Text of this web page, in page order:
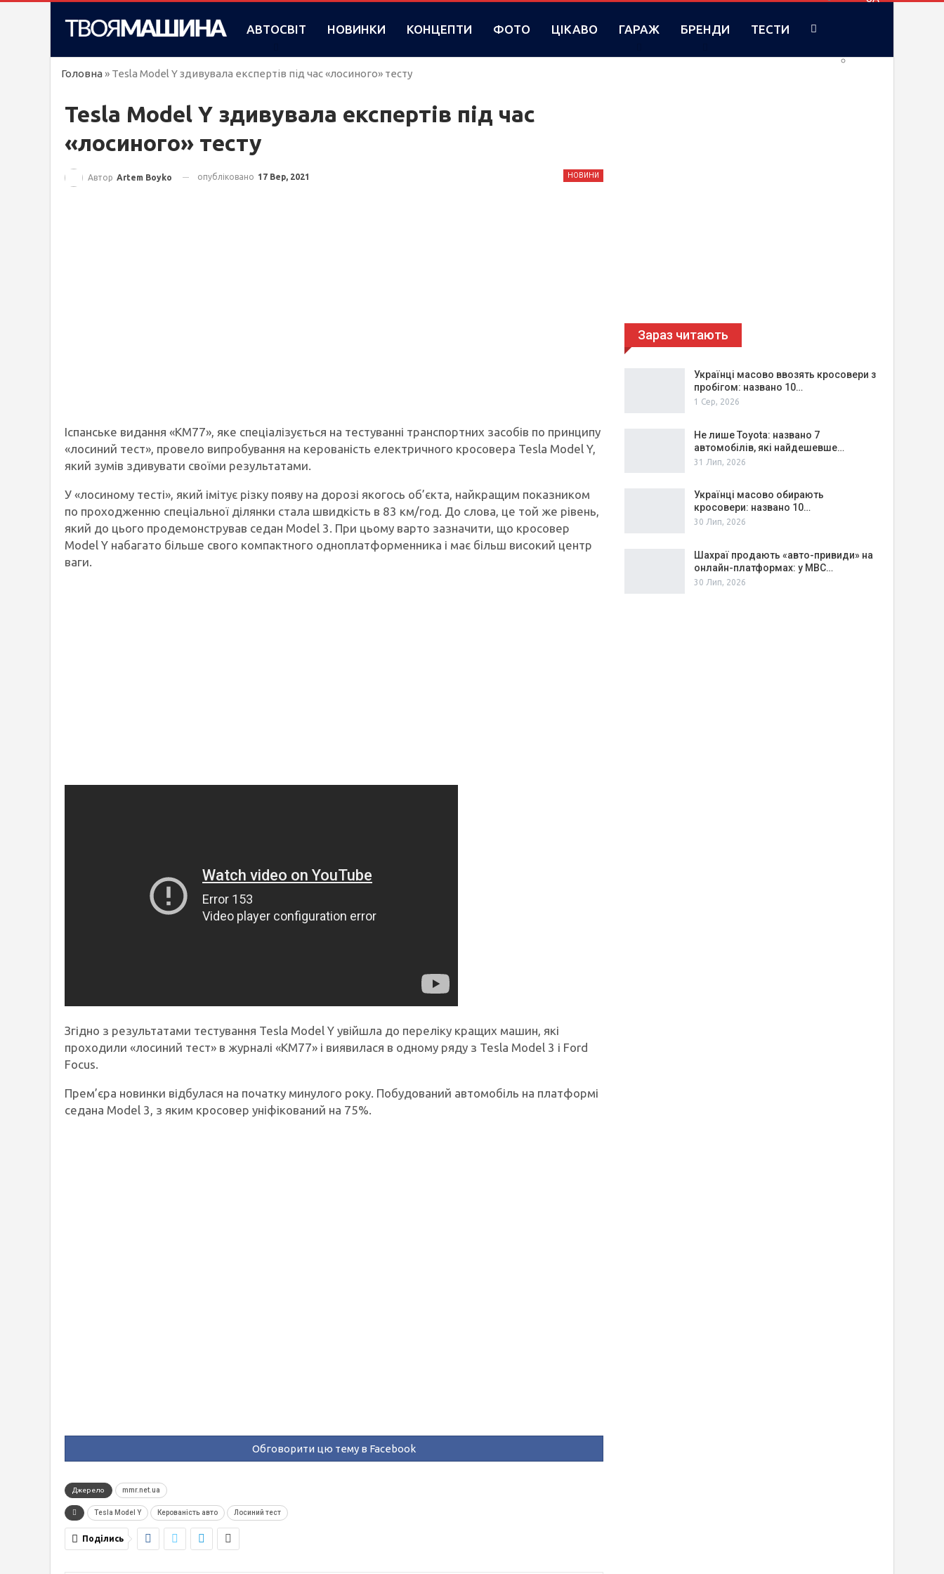
RU
АВТОСВІТ НОВИНКИ КОНЦЕПТИ ФОТО ЦІКАВО ГАРАЖ БРЕНДИ ТЕСТИ
Головна » Tesla Model Y здивувала експертів під час «лосиного» тесту
Tesla Model Y здивувала експертів під час
«лосиного» тесту
НОВИНИ
Автор Artem Boyko опубліковано 17 Вер, 2021
Іспанське видання «KM77», яке спеціалізується на тестуванні транспортних засобів по принципу
«лосиний тест», провело випробування на керованість електричного кросовера Tesla Model Y,
який зумів здивувати своїми результатами.
У «лосиному тесті», який імітує різку появу на дорозі якогось об’єкта, найкращим показником
по проходженню спеціальної ділянки стала швидкість в 83 км/год. До слова, це той же рівень,
який до цього продемонстрував седан Model 3. При цьому варто зазначити, що кросовер
Model Y набагато більше свого компактного одноплатформенника і має більш високий центр
ваги.
Згідно з результатами тестування Tesla Model Y увійшла до переліку кращих машин, які
проходили «лосиний тест» в журналі «KM77» і виявилася в одному ряду з Tesla Model 3 і Ford
Focus.
Прем’єра новинки відбулася на початку минулого року. Побудований автомобіль на платформі
седана Model 3, з яким кросовер уніфікований на 75%.
Обговорити цю тему в Facebook
Джерело mmr.net.ua
Tesla Model Y Керованість авто Лосиний тест
Поділись
Зараз читають
Українці масово ввозять кросовери з
пробігом: названо 10…
1 Сер, 2026
Не лише Toyota: названо 7
автомобілів, які найдешевше…
31 Лип, 2026
Українці масово обирають
кросовери: названо 10…
30 Лип, 2026
Шахраї продають «авто-привиди» на
онлайн-платформах: у МВС…
30 Лип, 2026